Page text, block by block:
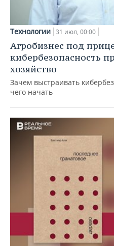
Технологии 31 июл, 00:00
Агробизнес под
кибербезопасность
хозяйство
Зачем выстраивать
чего начать